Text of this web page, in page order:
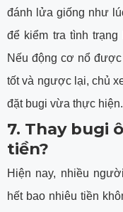
đánh lửa giống như
để kiểm tra tình
Nếu động cơ nổ
tốt và ngược lại, chủ
đặt bugi vừa thực hiện.
7. Thay bugi
tiền?
Hiện nay, nhiều
hết bao nhiêu tiền